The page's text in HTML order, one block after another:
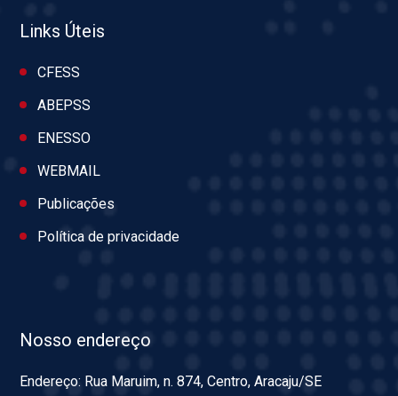
Links Úteis
CFESS
ABEPSS
ENESSO
WEBMAIL
Publicações
Política de privacidade
Nosso endereço
Endereço: Rua Maruim, n. 874, Centro, Aracaju/SE